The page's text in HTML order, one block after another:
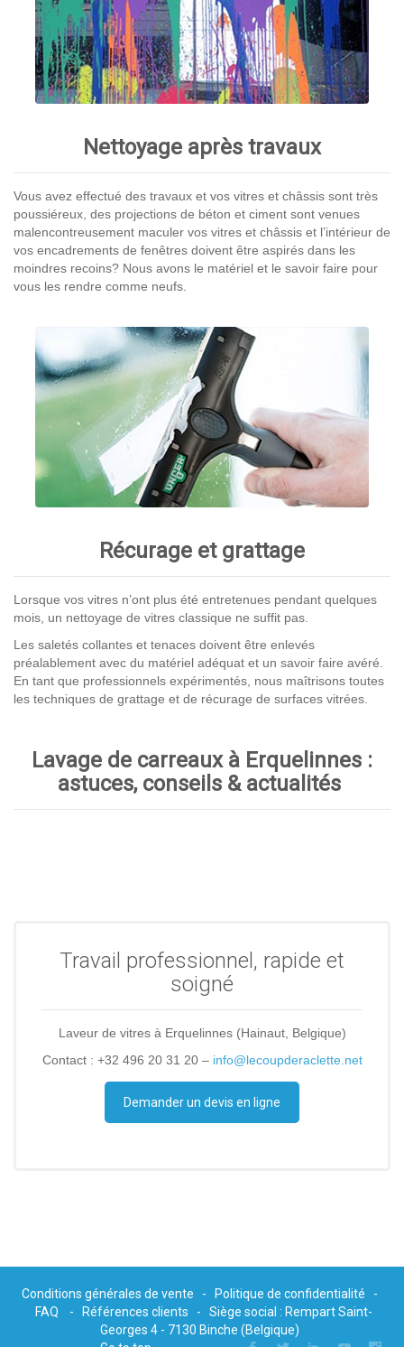
Nettoyage après travaux
Vous avez effectué des travaux et vos vitres et châssis sont très
poussiéreux, des projections de béton et ciment sont venues
malencontreusement maculer vos vitres et châssis et l’intérieur de
vos encadrements de fenêtres doivent être aspirés dans les
moindres recoins? Nous avons le matériel et le savoir faire pour
vous les rendre comme neufs.
Récurage et grattage
Lorsque vos vitres n’ont plus été entretenues pendant quelques
mois, un nettoyage de vitres classique ne suffit pas.
Les saletés collantes et tenaces doivent être enlevés
préalablement avec du matériel adéquat et un savoir faire avéré.
En tant que professionnels expérimentés, nous maîtrisons toutes
les techniques de grattage et de récurage de surfaces vitrées.
Lavage de carreaux à Erquelinnes :
astuces, conseils & actualités
Travail professionnel, rapide et
soigné
Laveur de vitres à Erquelinnes (Hainaut, Belgique)
Contact : +32 496 20 31 20 – info@lecoupderaclette.net
Demander un devis en ligne
Conditions générales de vente - Politique de confidentialité -
FAQ - Références clients - Siège social : Rempart Saint-
Georges 4 - 7130 Binche (Belgique)